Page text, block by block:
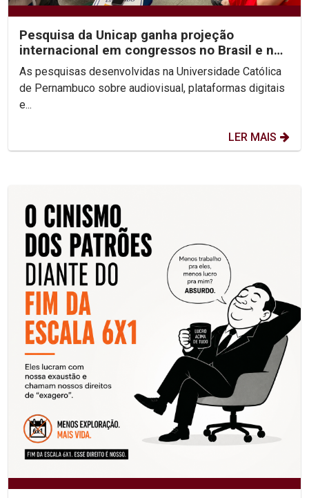
Pesquisa da Unicap ganha projeção
internacional em congressos no Brasil e no
México
As pesquisas desenvolvidas na Universidade Católica
de Pernambuco sobre audiovisual, plataformas digitais
e...
LER MAIS